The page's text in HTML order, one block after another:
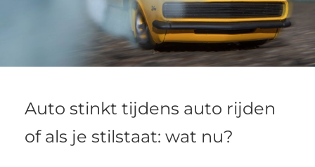
Auto stinkt tijdens auto rijden
of als je stilstaat: wat nu?